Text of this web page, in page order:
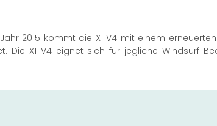
2015 kommt die X1 V4 mit einem
X1 V4 eignet sich für jegliche Windsurf